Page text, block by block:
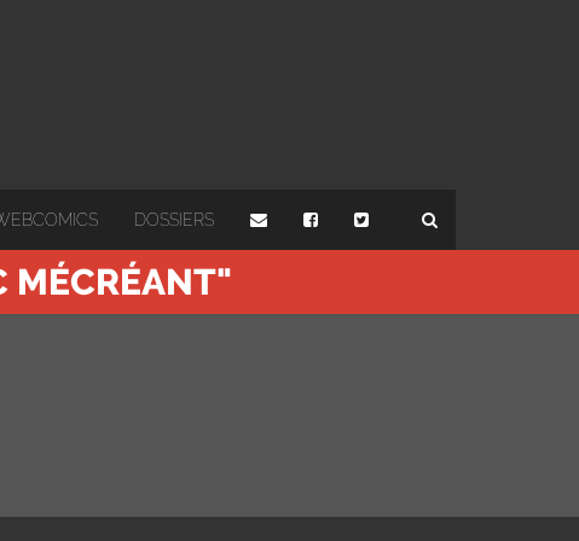
DOSSIERS
MÉCRÉANT"